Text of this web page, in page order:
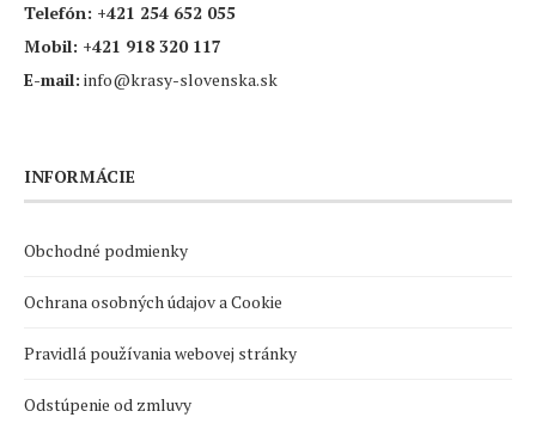
Telefón: +421 254 652 055
Mobil: +421 918 320 117
E-mail: info@krasy-slovenska.sk
INFORMÁCIE
Obchodné podmienky
Ochrana osobných údajov a Cookie
Pravidlá používania webovej stránky
Odstúpenie od zmluvy